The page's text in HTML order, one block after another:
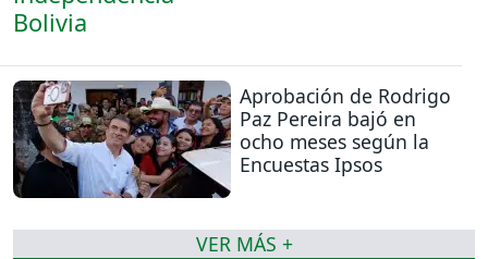
Aprobación de Rodrigo
Paz Pereira bajó en
ocho meses según la
Encuestas Ipsos
VER MÁS +